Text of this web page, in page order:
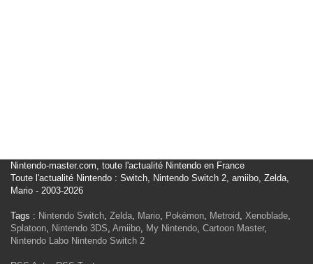
Nintendo-master.com, toute l'actualité Nintendo en France
Toute l'actualité Nintendo : Switch, Nintendo Switch 2, amiibo, Zelda,
Mario - 2003-2026
Tags : Nintendo Switch, Zelda, Mario, Pokémon, Metroid, Xenoblade,
Splatoon, Nintendo 3DS, Amiibo, My Nintendo, Cartoon Master,
Nintendo Labo Nintendo Switch 2